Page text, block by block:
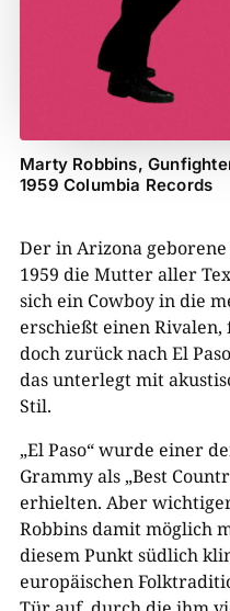
Marty Robbins,
1959 Columbia Records
Der in Arizona
1959 die Mutter aller
sich ein Cowboy in die
erschießt einen
doch zurück nach El
das unterlegt mit
Stil.
„El Paso“ wurde einer
Grammy als „Best
erhielten. Aber
Robbins damit möglich
diesem Punkt südlich
europäischen